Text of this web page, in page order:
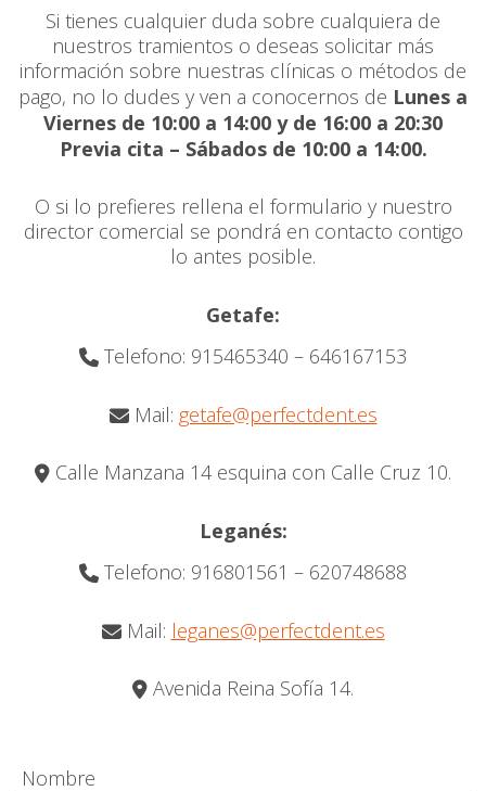
Si tienes cualquier duda sobre cualquiera de
nuestros tramientos o deseas solicitar más
información sobre nuestras clínicas o métodos de
pago, no lo dudes y ven a conocernos de Lunes a
Viernes de 10:00 a 14:00 y de 16:00 a 20:30
Previa cita – Sábados de 10:00 a 14:00.
O si lo prefieres rellena el formulario y nuestro
director comercial se pondrá en contacto contigo
lo antes posible.
Getafe:
Telefono: 915465340 – 646167153
Mail: getafe@perfectdent.es
Calle Manzana 14 esquina con Calle Cruz 10.
Leganés:
Telefono: 916801561 – 620748688
Mail: leganes@perfectdent.es
Avenida Reina Sofía 14.